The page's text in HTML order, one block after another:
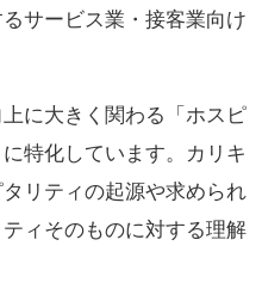
サービス業・接客業向け
に大きく関わる「ホスピ
特化しています。カリキ
リティの起源や求められ
ィそのものに対する理解